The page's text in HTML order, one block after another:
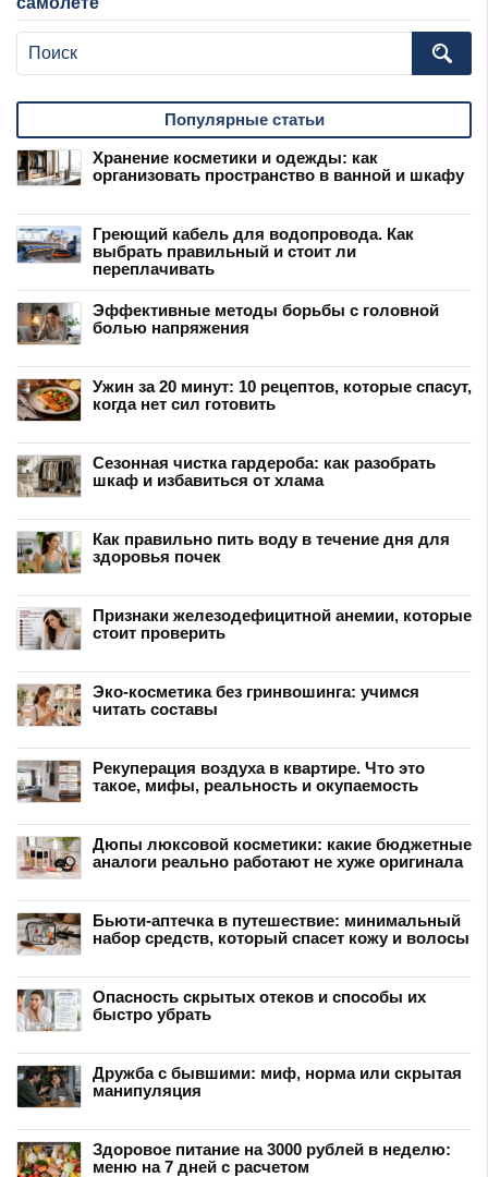
Популярные статьи
Хранение косметики и одежды: как
организовать пространство в ванной и шкафу
Греющий кабель для водопровода. Как
выбрать правильный и стоит ли
переплачивать
Эффективные методы борьбы с головной
болью напряжения
Ужин за 20 минут: 10 рецептов, которые спасут,
когда нет сил готовить
Сезонная чистка гардероба: как разобрать
шкаф и избавиться от хлама
Как правильно пить воду в течение дня для
здоровья почек
Признаки железодефицитной анемии, которые
стоит проверить
Эко-косметика без гринвошинга: учимся
читать составы
Рекуперация воздуха в квартире. Что это
такое, мифы, реальность и окупаемость
Дюпы люксовой косметики: какие бюджетные
аналоги реально работают не хуже оригинала
Бьюти-аптечка в путешествие: минимальный
набор средств, который спасет кожу и волосы
Опасность скрытых отеков и способы их
быстро убрать
Дружба с бывшими: миф, норма или скрытая
манипуляция
Здоровое питание на 3000 рублей в неделю:
меню на 7 дней с расчетом